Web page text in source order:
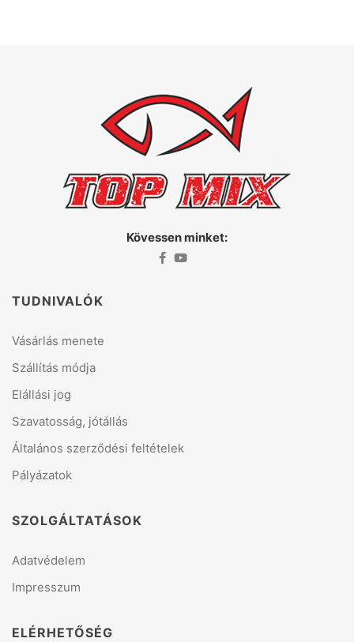
Kövessen minket:
TUDNIVALÓK
Vásárlás menete
Szállítás módja
Elállási jog
Szavatosság, jótállás
Általános szerződési feltételek
Pályázatok
SZOLGÁLTATÁSOK
Adatvédelem
Impresszum
ELÉRHETŐSÉG